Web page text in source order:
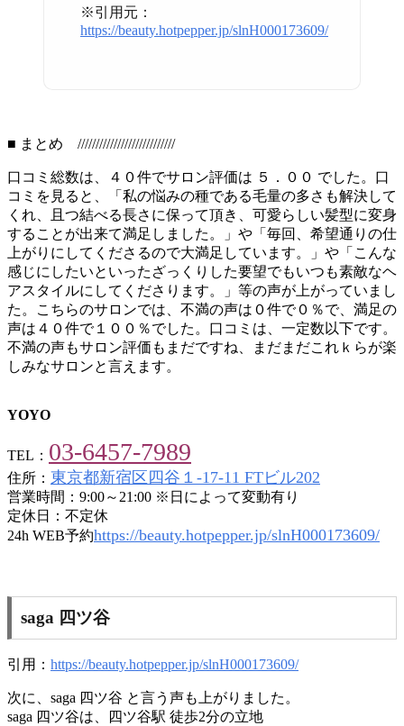
※引用元：
https://beauty.hotpepper.jp/slnH000173609/
■ まとめ ///////////////////////////
口コミ総数は、４０件でサロン評価は ５．００ でした。口
コミを見ると、「私の悩みの種である毛量の多さも解決して
くれ、且つ結べる長さに保って頂き、可愛らしい髪型に変身
することが出来て満足しました。」や「毎回、希望通りの仕
上がりにしてくださるので大満足しています。」や「こんな
感じにしたいといったざっくりした要望でもいつも素敵なヘ
アスタイルにしてくださります。」等の声が上がっていまし
た。こちらのサロンでは、不満の声は０件で０％で、満足の
声は４０件で１００％でした。口コミは、一定数以下です。
不満の声もサロン評価もまだですね、まだまだこれｋらが楽
しみなサロンと言えます。
YOYO
TEL： 03-6457-7989
住所： 東京都新宿区四谷１-17-11 FTビル202
営業時間：9:00～21:00 ※日によって変動有り
定休日：不定休
24h WEB予約https://beauty.hotpepper.jp/slnH000173609/
saga 四ツ谷
引用： https://beauty.hotpepper.jp/slnH000173609/
次に、saga 四ツ谷 と言う声も上がりました。
saga 四ツ谷は、四ツ谷駅 徒歩2分の立地